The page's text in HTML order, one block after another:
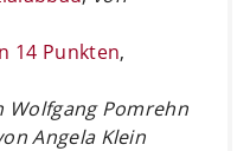
14 Punkten,
Wolfgang Pomrehn
Angela Klein